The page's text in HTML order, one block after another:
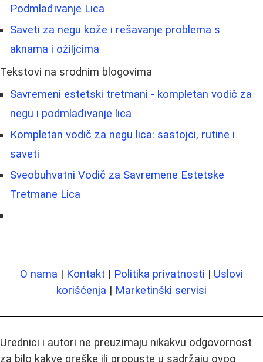
Podmlađivanje Lica
Saveti za negu kože i rešavanje problema s
aknama i ožiljcima
Tekstovi na srodnim blogovima
Savremeni estetski tretmani - kompletan vodič za
negu i podmlađivanje lica
Kompletan vodič za negu lica: sastojci, rutine i
saveti
Sveobuhvatni Vodič za Savremene Estetske
Tretmane Lica
O nama | Kontakt | Politika privatnosti | Uslovi
korišćenja | Marketinški servisi
Urednici i autori ne preuzimaju nikakvu odgovornost
za bilo kakve greške ili propuste u sadržaju ovog